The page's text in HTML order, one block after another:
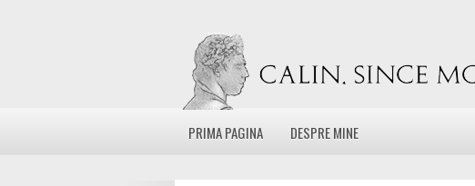
PRIMA PAGINA DESPRE MINE